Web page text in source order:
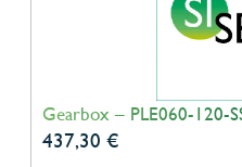
Gearbox – PLE060-120-
437,30 €